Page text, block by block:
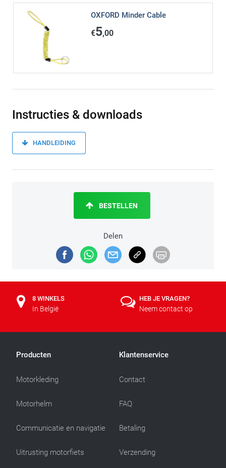
OXFORD Minder Cable
€5,00
Instructies & downloads
HANDLEIDING
Delen
BESTELLEN
8 WINKELS
In België
HEB JE VRAGEN?
Neem contact op
Producten
Motorkleding
Motorhelm
Communicatie en navigatie
Uitrusting motorfiets
Klantenservice
Contact
FAQ
Betaling
Verzending